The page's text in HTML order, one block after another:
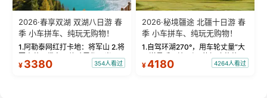
2026·春享双湖 双湖八日游 春
季 小车拼车、纯玩无购物！
1.阿勒泰网红打卡地：将军山 2.将
军山落日缆车，体验雪都风光 3.
将军山，夕阳派对，蹦迪party 4.
¥ 3380 354人看过
2026·秘境疆途 北疆十日游 春
季 小车拼车、纯玩无购物！
1.自驾环湖270°，用车轮丈量“大
西洋最后一滴眼泪”的极致蔚蓝，
让雪山、花海与深邃湖水在转弯
¥4180 4264人看过